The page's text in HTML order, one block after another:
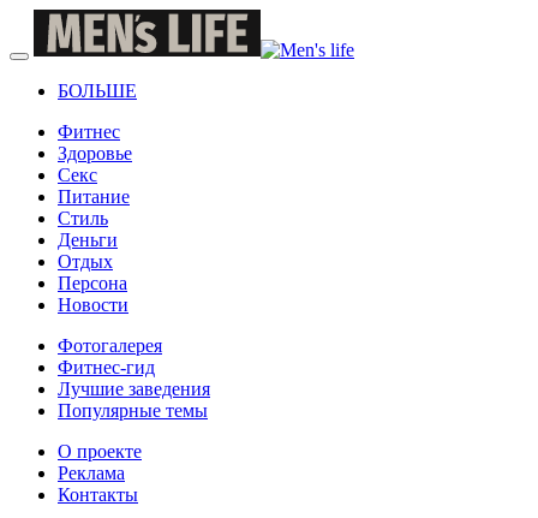
БОЛЬШЕ
Фитнес
Здоровье
Секс
Питание
Стиль
Деньги
Отдых
Персона
Новости
Фотогалерея
Фитнес-гид
Лучшие заведения
Популярные темы
О проекте
Реклама
Контакты